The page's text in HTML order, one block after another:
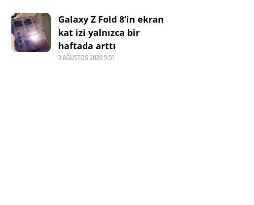
Galaxy Z Fold 8’in ekran
kat izi yalnızca bir
haftada arttı
3 AĞUSTOS 2026 9:51